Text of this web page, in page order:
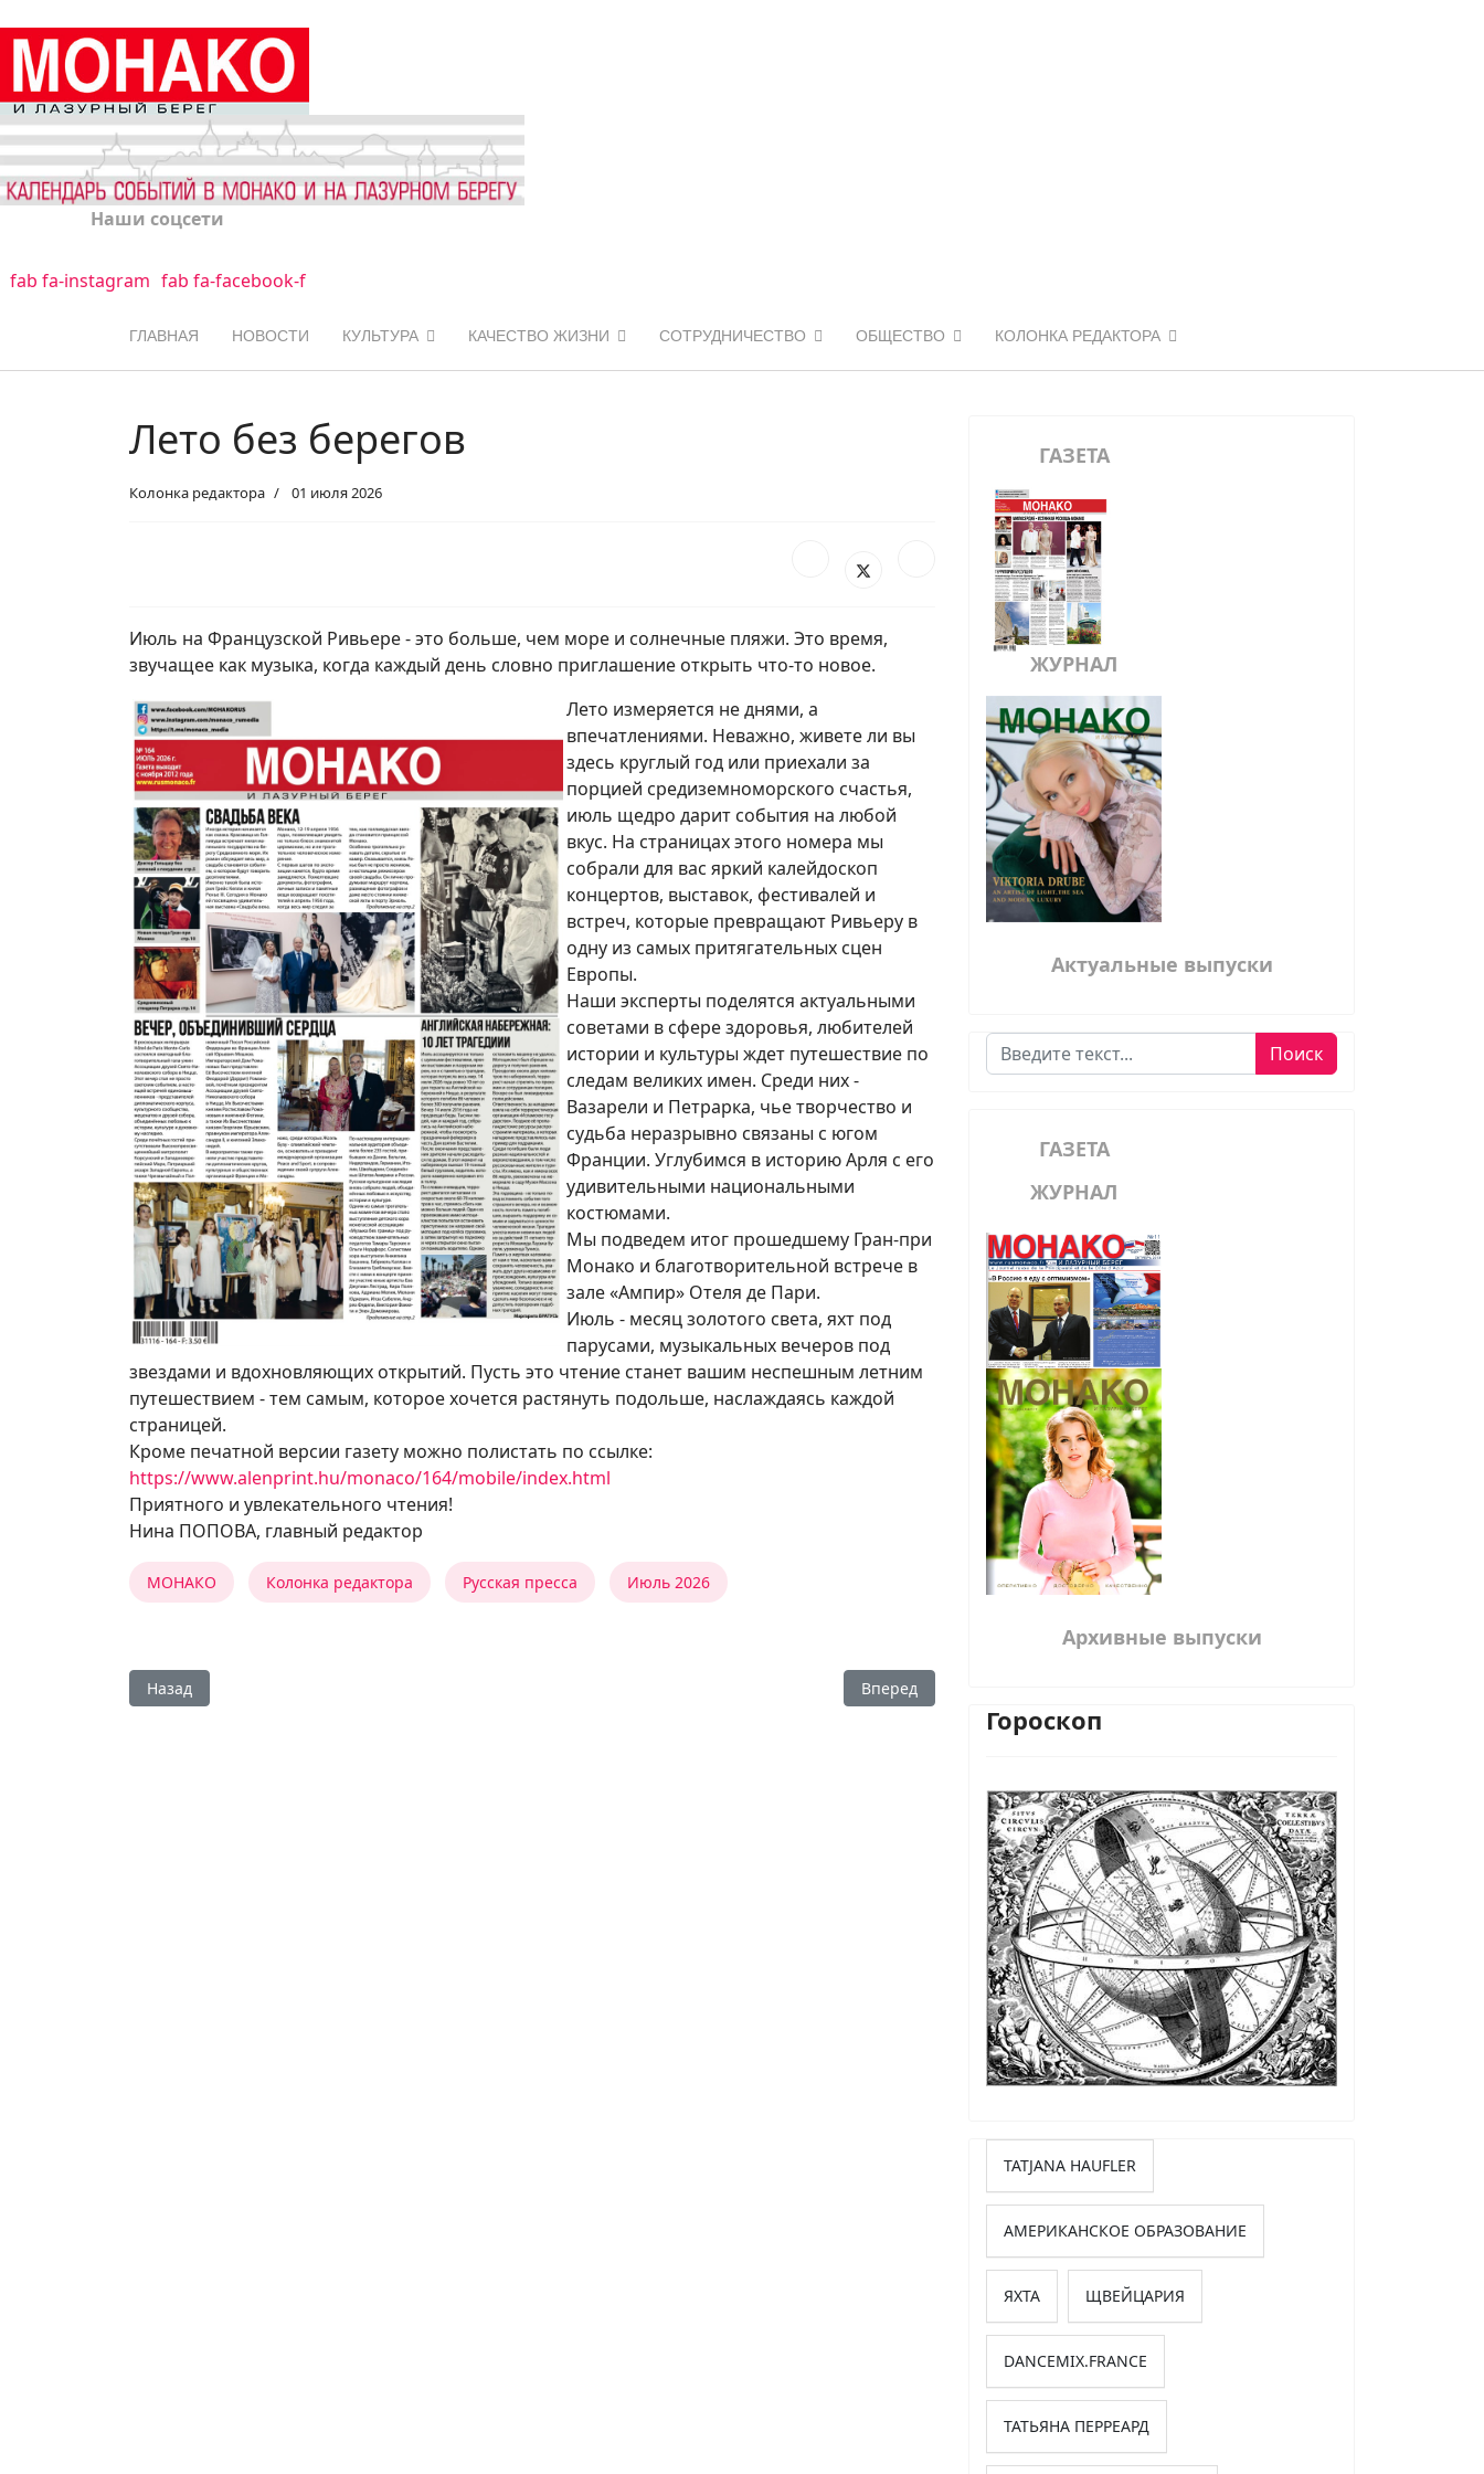
Наши соцсети
fab fa-instagram fab fa-facebook-f
ГЛАВНАЯ НОВОСТИ КУЛЬТУРА КАЧЕСТВО ЖИЗНИ СОТРУДНИЧЕСТВО ОБЩЕСТВО КОЛОНКА РЕДАКТОРА
Лето без берегов
Колонка редактора 01 июля 2026
Июль на Французской Ривьере - это больше, чем море и солнечные пляжи. Это время,
звучащее как музыка, когда каждый день словно приглашение открыть что-то новое.
Лето измеряется не днями, а
впечатлениями. Неважно, живете ли вы
здесь круглый год или приехали за
порцией средиземноморского счастья,
июль щедро дарит события на любой
вкус. На страницах этого номера мы
собрали для вас яркий калейдоскоп
концертов, выставок, фестивалей и
встреч, которые превращают Ривьеру в
одну из самых притягательных сцен
Европы.
Наши эксперты поделятся актуальными
советами в сфере здоровья, любителей
истории и культуры ждет путешествие по
следам великих имен. Среди них -
Вазарели и Петрарка, чье творчество и
судьба неразрывно связаны с югом
Франции. Углубимся в историю Арля с его
удивительными национальными
костюмами.
Мы подведем итог прошедшему Гран-при
Монако и благотворительной встрече в
зале «Ампир» Отеля де Пари.
Июль - месяц золотого света, яхт под
парусами, музыкальных вечеров под
звездами и вдохновляющих открытий. Пусть это чтение станет вашим неспешным летним
путешествием - тем самым, которое хочется растянуть подольше, наслаждаясь каждой
страницей.
Кроме печатной версии газету можно полистать по ссылке:
https://www.alenprint.hu/monaco/164/mobile/index.html
Приятного и увлекательного чтения!
Нина ПОПОВА, главный редактор
МОНАКО Колонка редактора Русская пресса Июль 2026
Предыдущий: Время сильных характеров
Назад Следующий: Жизнь на море как искусство
Вперед
ГАЗЕТА
ЖУРНАЛ
Актуальные выпуски
Поиск Поиск
ГАЗЕТА
ЖУРНАЛ
Архивные выпуски
Гороскоп
TATJANA HAUFLER
АМЕРИКАНСКОЕ ОБРАЗОВАНИЕ
ЯХТА ЩВЕЙЦАРИЯ
DANCEMIX.FRANCE
ТАТЬЯНА ПЕРРЕАРД